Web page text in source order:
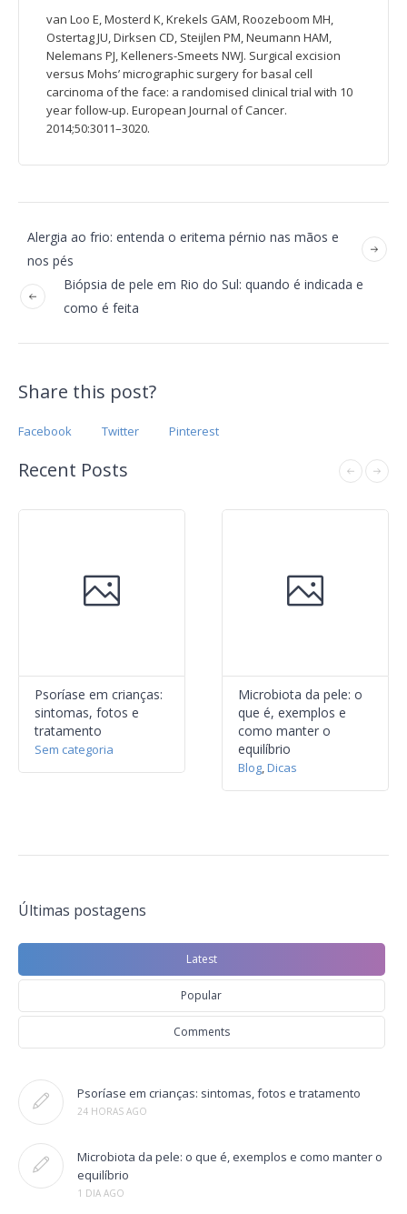
van Loo E, Mosterd K, Krekels GAM, Roozeboom MH,
Ostertag JU, Dirksen CD, Steijlen PM, Neumann HAM,
Nelemans PJ, Kelleners-Smeets NWJ. Surgical excision
versus Mohs’ micrographic surgery for basal cell
carcinoma of the face: a randomised clinical trial with 10
year follow-up. European Journal of Cancer.
2014;50:3011–3020.
Alergia ao frio: entenda o eritema pérnio nas mãos e
nos pés
Biópsia de pele em Rio do Sul: quando é indicada e
como é feita
Share this post?
Facebook Twitter Pinterest
Recent Posts
Psoríase em crianças:
sintomas, fotos e
tratamento
Sem categoria
Microbiota da pele: o
que é, exemplos e
como manter o
equilíbrio
Blog,Dicas
Últimas postagens
Latest
Popular
Comments
Psoríase em crianças: sintomas, fotos e tratamento
24 HORAS AGO
Microbiota da pele: o que é, exemplos e como manter o
equilíbrio
1 DIA AGO